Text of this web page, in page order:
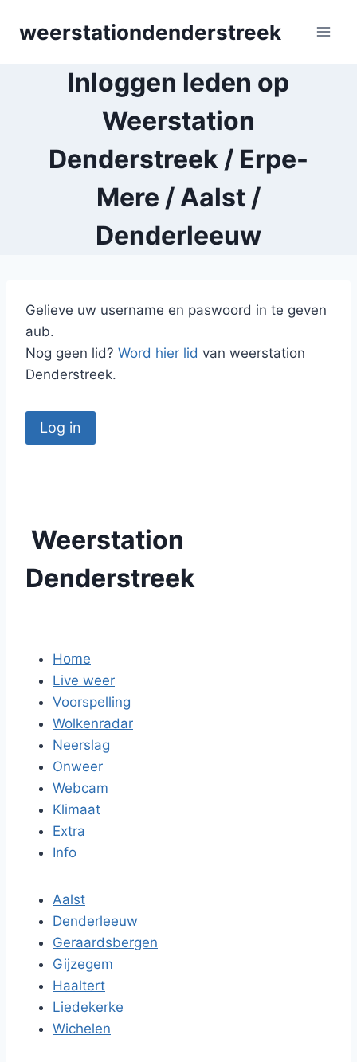
weerstationdenderstreek
Inloggen leden op
Weerstation
Denderstreek / Erpe-
Mere / Aalst /
Denderleeuw
Gelieve uw username en paswoord in te geven
aub.
Nog geen lid? Word hier lid van weerstation
Denderstreek.
Weerstation
Denderstreek
Home
Live weer
Voorspelling
Wolkenradar
Neerslag
Onweer
Webcam
Klimaat
Extra
Info
Aalst
Denderleeuw
Geraardsbergen
Gijzegem
Haaltert
Liedekerke
Wichelen